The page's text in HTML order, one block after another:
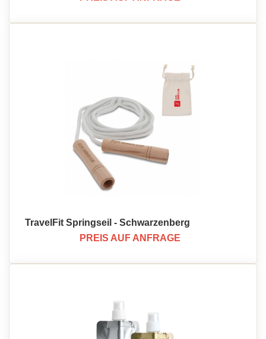
TravelFit Springseil - Schwarzenberg
PREIS AUF ANFRAGE